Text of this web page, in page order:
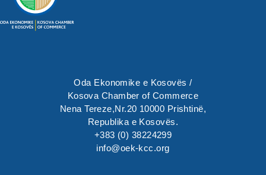
Oda Ekonomike e Kosovës /
Kosova Chamber of Commerce
Nena Tereze,Nr.20 10000 Prishtinë,
Republika e Kosovës.
+383 (0) 38224299
info@oek-kcc.org